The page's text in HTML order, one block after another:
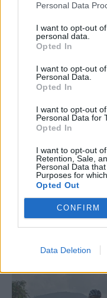
Personal Data
I want to opt-out
personal data.
Opted In
I want to opt-out
Personal Data.
Opted In
I want to opt-out
Personal Data for
Opted In
I want to opt-out
Retention, Sale,
Personal Data
Purposes for
Opted Out
CONFIRM
Data Deletion
09 maig 2026